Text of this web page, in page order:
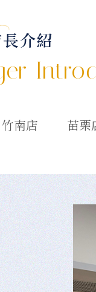
介紹
竹南店 苗栗